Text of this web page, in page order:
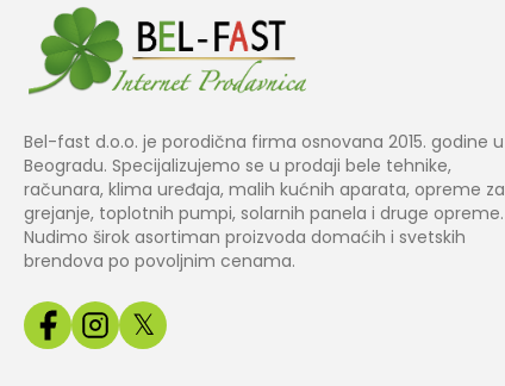
Bel-fast d.o.o. je porodična firma osnovana 2015. godine u
Beogradu. Specijalizujemo se u prodaji bele tehnike,
računara, klima uređaja, malih kućnih aparata, opreme za
grejanje, toplotnih pumpi, solarnih panela i druge opreme.
Nudimo širok asortiman proizvoda domaćih i svetskih
brendova po povoljnim cenama.
𝕏